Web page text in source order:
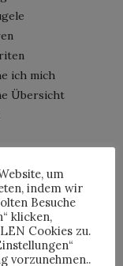
ich mich
Übersicht
um
indem wir
Besuche
klicken,
Cookies zu.
vorzunehmen..